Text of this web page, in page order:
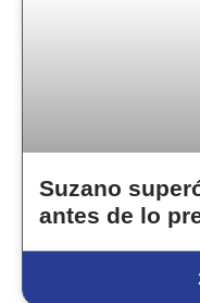
Suzano
antes de lo